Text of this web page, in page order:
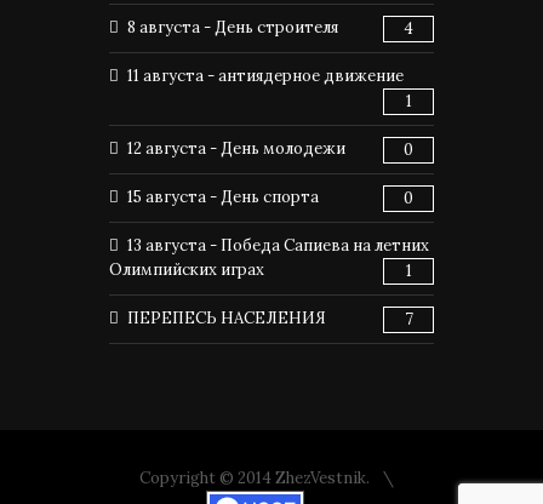
8 августа - День строителя 4
11 августа - антиядерное движение
1
12 августа - День молодежи 0
15 августа - День спорта 0
13 августа - Победа Сапиева на летних
Олимпийских играх
1
ПЕРЕПЕСЬ НАСЕЛЕНИЯ 7
Copyright © 2014 ZhezVestnik.